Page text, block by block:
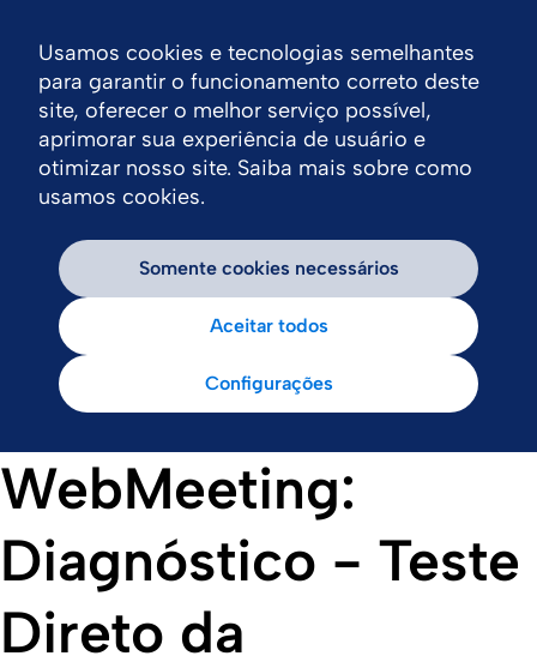
WebMeeting:
Diagnóstico - Teste
Direto da
Usamos cookies e tecnologias semelhantes
para garantir o funcionamento correto deste
site, oferecer o melhor serviço possível,
aprimorar sua experiência de usuário e
otimizar nosso site. Saiba mais sobre como
usamos cookies.
Somente cookies necessários
Aceitar todos
Configurações